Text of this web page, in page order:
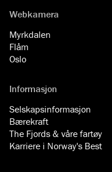
Webkamera
Myrkdalen
Flåm
Oslo
Informasjon
Selskapsinformasjon
Bærekraft
The Fjords & våre fartøy
Karriere i Norway's Best